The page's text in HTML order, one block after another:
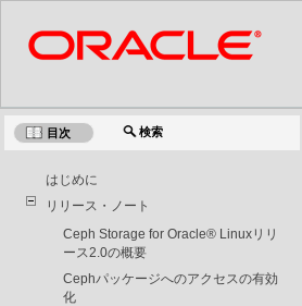
目次 検索
はじめに
リリース・ノート
Ceph Storage for Oracle® Linuxリリ
ース2.0の概要
Cephパッケージへのアクセスの有効
化